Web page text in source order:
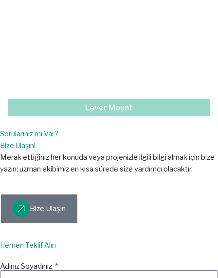
Lever Mount
Sorularınız mı Var?
Bize Ulaşın!
Merak ettiğiniz her konuda veya projenizle ilgili bilgi almak için bize
yazın; uzman ekibimiz en kısa sürede size yardımcı olacaktır.
Bize Ulaşın
Hemen Teklif Alın
Adınız Soyadınız